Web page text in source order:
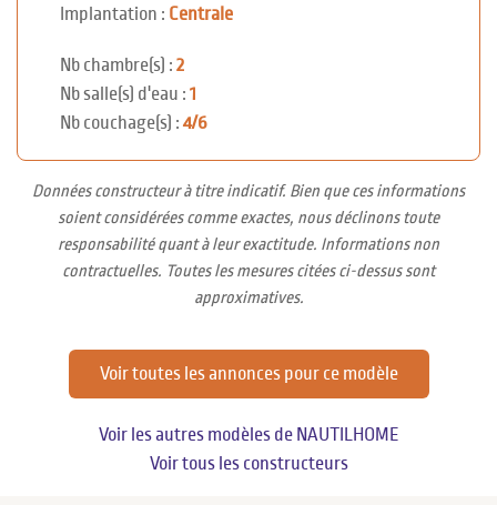
Implantation : Centrale
Nb chambre(s) : 2
Nb salle(s) d'eau : 1
Nb couchage(s) : 4/6
Données constructeur à titre indicatif. Bien que ces informations
soient considérées comme exactes, nous déclinons toute
responsabilité quant à leur exactitude. Informations non
contractuelles. Toutes les mesures citées ci-dessus sont
approximatives.
Voir toutes les annonces pour ce modèle
Voir les autres modèles de NAUTILHOME
Voir tous les constructeurs